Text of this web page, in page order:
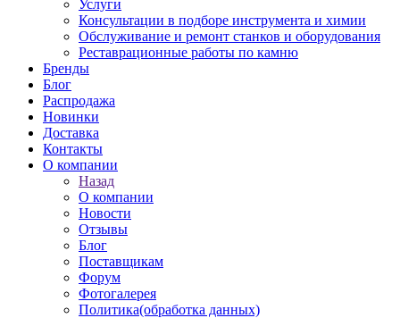
Услуги
Консультации в подборе инструмента и химии
Обслуживание и ремонт станков и оборудования
Реставрационные работы по камню
Бренды
Блог
Распродажа
Новинки
Доставка
Контакты
О компании
Назад
О компании
Новости
Отзывы
Блог
Поставщикам
Форум
Фотогалерея
Политика(обработка данных)